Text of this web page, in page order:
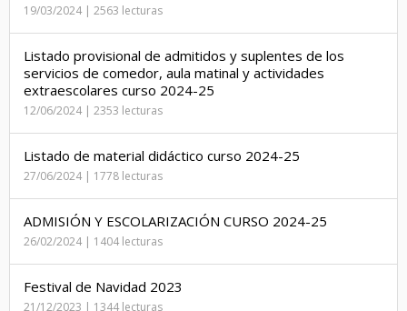
19/03/2024 | 2563 lecturas
Listado provisional de admitidos y suplentes de los
servicios de comedor, aula matinal y actividades
extraescolares curso 2024-25
12/06/2024 | 2353 lecturas
Listado de material didáctico curso 2024-25
27/06/2024 | 1778 lecturas
ADMISIÓN Y ESCOLARIZACIÓN CURSO 2024-25
26/02/2024 | 1404 lecturas
Festival de Navidad 2023
21/12/2023 | 1344 lecturas